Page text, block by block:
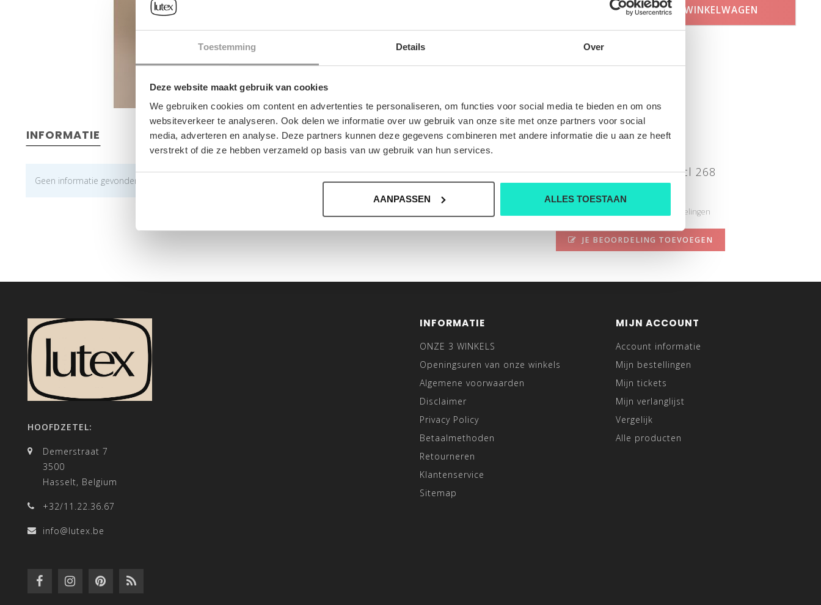
Toestemming Details Over
Deze website maakt gebruik van cookies
We gebruiken cookies om content en advertenties te personaliseren, om functies voor social media te bieden en om ons
websiteverkeer te analyseren. Ook delen we informatie over uw gebruik van onze site met onze partners voor social
media, adverteren en analyse. Deze partners kunnen deze gegevens combineren met andere informatie die u aan ze heeft
verstrekt of die ze hebben verzameld op basis van uw gebruik van hun services.
AANPASSEN ALLES TOESTAAN
TOEVOEGEN AAN WINKELWAGEN
INFORMATIE
Geen informatie gevonden
NYStudioV3 MBE213 cl 268
Nog niet gewaardeerd
0 sterren op basis van 0 beoordelingen
JE BEOORDELING TOEVOEGEN
HOOFDZETEL:
Demerstraat 7
3500
Hasselt, Belgium
+32/11.22.36.67
info@lutex.be
INFORMATIE
ONZE 3 WINKELS
Openingsuren van onze winkels
Algemene voorwaarden
Disclaimer
Privacy Policy
Betaalmethoden
Retourneren
Klantenservice
Sitemap
MIJN ACCOUNT
Account informatie
Mijn bestellingen
Mijn tickets
Mijn verlanglijst
Vergelijk
Alle producten